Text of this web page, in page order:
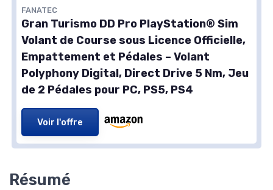
FANATEC
Gran Turismo DD Pro PlayStation® Sim
Volant de Course sous Licence Officielle,
Empattement et Pédales – Volant
Polyphony Digital, Direct Drive 5 Nm, Jeu
de 2 Pédales pour PC, PS5, PS4
Voir l'offre
Résumé